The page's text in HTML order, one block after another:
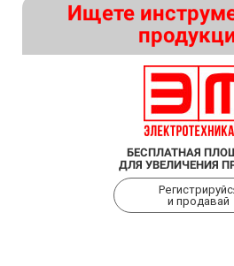
Ищете
БЕСПЛАТНАЯ
ДЛЯ УВЕЛИЧЕНИЯ
и продавай